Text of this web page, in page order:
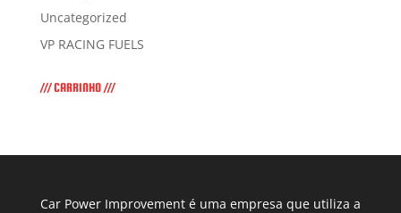
Uncategorized
VP RACING FUELS
/// CARRINHO ///
Car Power Improvement é uma empresa que utiliza a